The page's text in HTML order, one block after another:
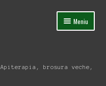
Meniu
Apiterapia, brosura veche,